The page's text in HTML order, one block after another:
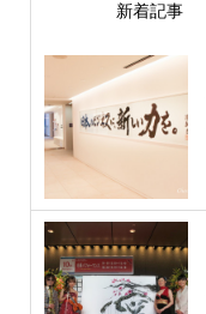
新着記事